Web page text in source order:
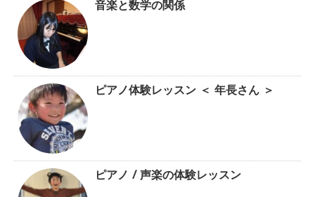
音楽と数学の関係
ピアノ体験レッスン ＜ 年長さん ＞
ピアノ / 声楽の体験レッスン